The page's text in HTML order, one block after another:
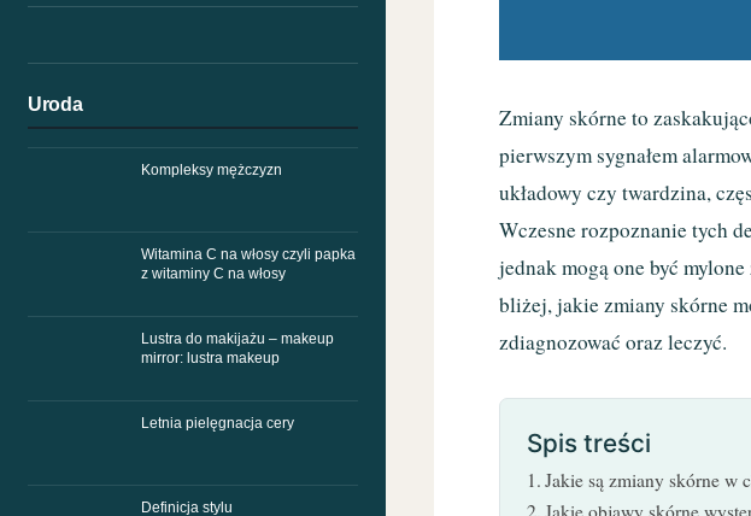
Uroda
Kompleksy mężczyzn
Witamina C na włosy czyli papka
z witaminy C na włosy
Lustra do makijażu – makeup
mirror: lustra makeup
Letnia pielęgnacja cery
Definicja stylu
Zmiany skórne to
pierwszym sygnałem
układowy czy twardzina,
Wczesne rozpoznanie tych
jednak mogą one być
bliżej, jakie zmiany skórne
zdiagnozować oraz leczyć.
Spis treści
Jakie są zmiany skórne w